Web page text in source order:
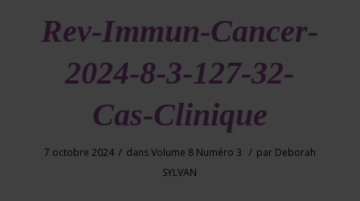
Rev-Immun-Cancer-
2024-8-3-127-32-
Cas-Clinique
7 octobre 2024 / dansVolume 8 Numéro 3 / par Deborah
SYLVAN